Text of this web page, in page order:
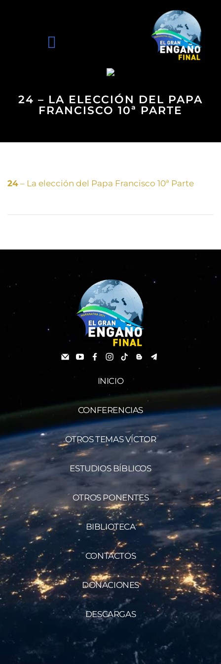
24 – LA ELECCIÓN DEL PAPA
FRANCISCO 10ª PARTE
24 – La elección del Papa Francisco 10ª Parte
INICIO
CONFERENCIAS
OTROS TEMAS VÍCTOR
ESTUDIOS BÍBLICOS
OTROS PONENTES
BIBLIOTECA
CONTACTOS
DONACIONES
DESCARGAS